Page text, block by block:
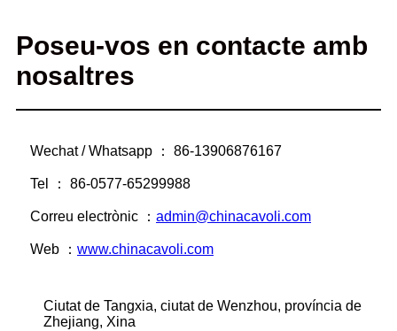
Poseu-vos en contacte amb
nosaltres
Wechat / Whatsapp ： 86-13906876167
Tel ： 86-0577-65299988
Correu electrònic ： admin@chinacavoli.com
Web ： www.chinacavoli.com
Ciutat de Tangxia, ciutat de Wenzhou, província de
Zhejiang, Xina